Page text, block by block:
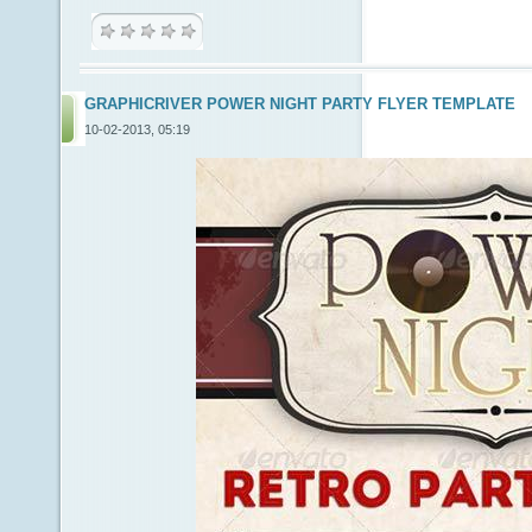
GRAPHICRIVER POWER NIGHT PARTY FLYER TEMPLATE
10-02-2013, 05:19